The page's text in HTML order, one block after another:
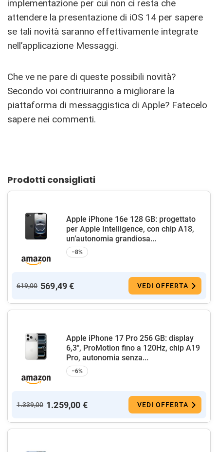
implementazione per cui non ci resta che
attendere la presentazione di iOS 14 per sapere
se tali novità saranno effettivamente integrate
nell’applicazione Messaggi.
Che ve ne pare di queste possibili novità?
Secondo voi contriuiranno a migliorare la
piattaforma di messaggistica di Apple? Fatecelo
sapere nei commenti.
Prodotti consigliati
Apple iPhone 16e 128 GB: progettato
per Apple Intelligence, con chip A18,
un’autonomia grandiosa...
−8%
619,00 569,49 € VEDI OFFERTA
Apple iPhone 17 Pro 256 GB: display
6,3", ProMotion fino a 120Hz, chip A19
Pro, autonomia senza...
−6%
1.339,00 1.259,00 € VEDI OFFERTA